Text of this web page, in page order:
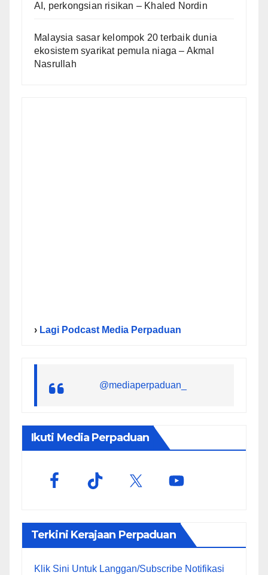
AI, perkongsian risikan – Khaled Nordin
Malaysia sasar kelompok 20 terbaik dunia
ekosistem syarikat pemula niaga – Akmal
Nasrullah
› Lagi Podcast Media Perpaduan
@mediaperpaduan_
Ikuti Media Perpaduan
Terkini Kerajaan Perpaduan
Klik Sini Untuk Langgan/Subscribe Notifikasi